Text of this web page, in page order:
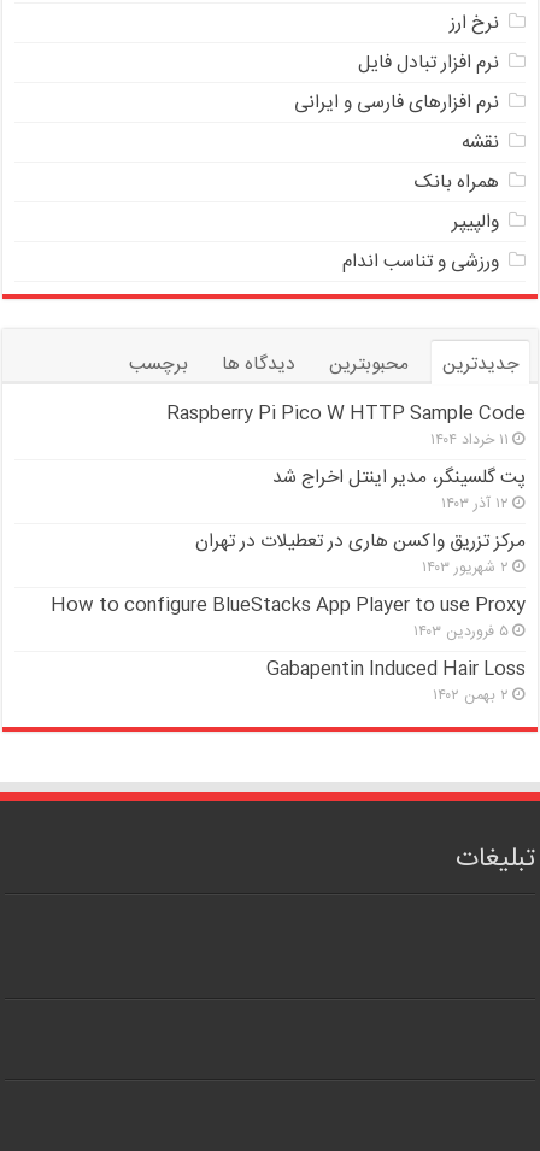
نرخ ارز
ﻧﺮﻡ ﺍﻓﺰﺍﺭ ﺗﺒﺎﺩﻝ ﻓﺎﻳﻞ
نرم افزارهای فارسی و ایرانی
نقشه
همراه بانک
والپیپر
ورزشی و تناسب اندام
جدیدترین محبوبترین دیدگاه ها
برچسب
Raspberry Pi Pico W HTTP Sample Code
۱۱ خرداد ۱۴۰۴
پت گلسینگر، مدیر اینتل اخراج شد
۱۲ آذر ۱۴۰۳
مرکز تزریق واکسن هاری در تعطیلات در تهران
۲ شهریور ۱۴۰۳
How to configure BlueStacks App Player to use Proxy
۵ فروردین ۱۴۰۳
Gabapentin Induced Hair Loss
۲ بهمن ۱۴۰۲
تبلیغات